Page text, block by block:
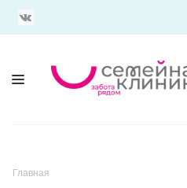
Главная